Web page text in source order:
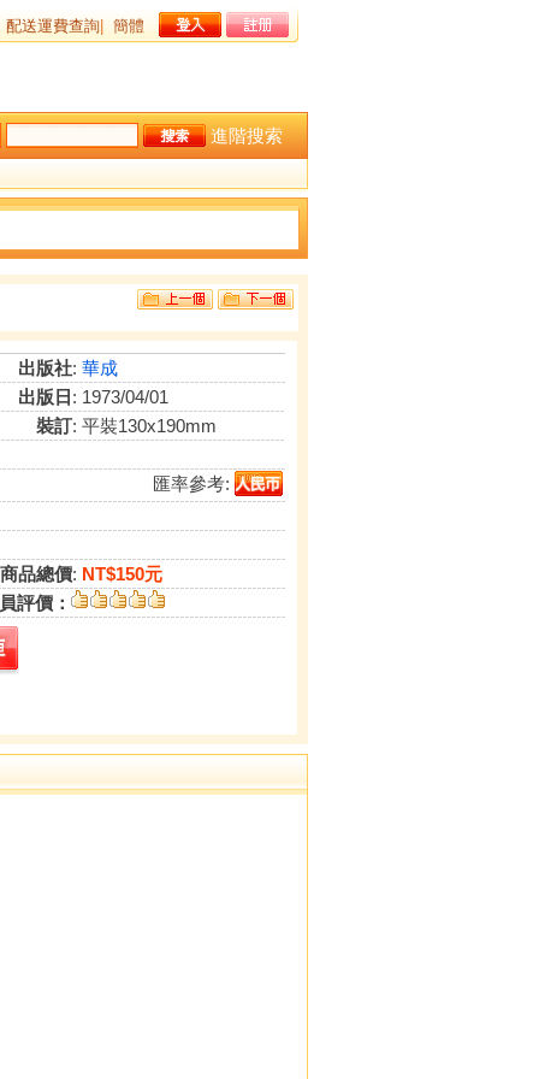
配送運費查詢 簡體
進階搜索
出版社: 華成
出版日 : 1973/04/01
裝訂: 平裝130x190mm
匯率參考:
商品總價: NT$150元
評價：